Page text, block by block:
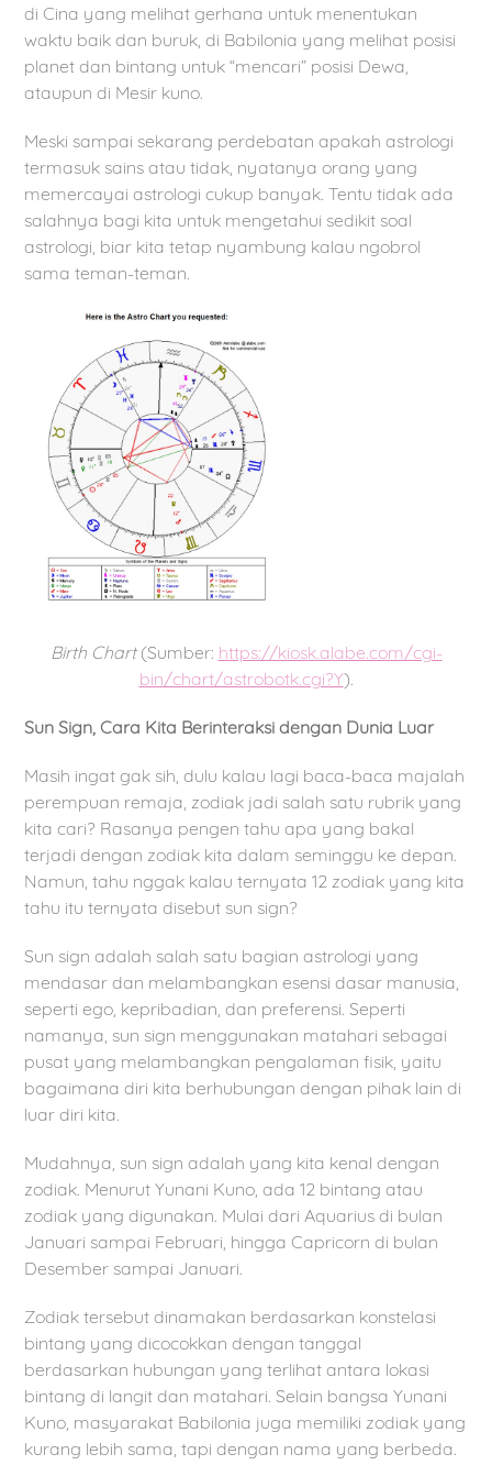
di Cina yang melihat gerhana untuk menentukan
waktu baik dan buruk, di Babilonia yang melihat posisi
planet dan bintang untuk “mencari” posisi Dewa,
ataupun di Mesir kuno.
Meski sampai sekarang perdebatan apakah astrologi
termasuk sains atau tidak, nyatanya orang yang
memercayai astrologi cukup banyak. Tentu tidak ada
salahnya bagi kita untuk mengetahui sedikit soal
astrologi, biar kita tetap nyambung kalau ngobrol
sama teman-teman.
Birth Chart(Sumber: https://kiosk.alabe.com/cgi-
bin/chart/astrobotk.cgi?Y).
Sun Sign, Cara Kita Berinteraksi dengan Dunia Luar
Masih ingat gak sih, dulu kalau lagi baca-baca majalah
perempuan remaja, zodiak jadi salah satu rubrik yang
kita cari? Rasanya pengen tahu apa yang bakal
terjadi dengan zodiak kita dalam seminggu ke depan.
Namun, tahu nggak kalau ternyata 12 zodiak yang kita
tahu itu ternyata disebut sun sign?
Sun sign adalah salah satu bagian astrologi yang
mendasar dan melambangkan esensi dasar manusia,
seperti ego, kepribadian, dan preferensi. Seperti
namanya, sun sign menggunakan matahari sebagai
pusat yang melambangkan pengalaman fisik, yaitu
bagaimana diri kita berhubungan dengan pihak lain di
luar diri kita.
Mudahnya, sun sign adalah yang kita kenal dengan
zodiak. Menurut Yunani Kuno, ada 12 bintang atau
zodiak yang digunakan. Mulai dari Aquarius di bulan
Januari sampai Februari, hingga Capricorn di bulan
Desember sampai Januari.
Zodiak tersebut dinamakan berdasarkan konstelasi
bintang yang dicocokkan dengan tanggal
berdasarkan hubungan yang terlihat antara lokasi
bintang di langit dan matahari. Selain bangsa Yunani
Kuno, masyarakat Babilonia juga memiliki zodiak yang
kurang lebih sama, tapi dengan nama yang berbeda.